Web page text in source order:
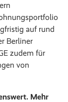
auf rund
Berliner
zudem für
von
Mehr